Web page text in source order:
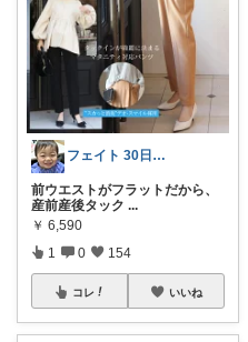
フェイト 30日感謝です😊
前ウエストがフラットだから、
産前産後タック ...
￥ 6,590
1 0 154
コレ いいね